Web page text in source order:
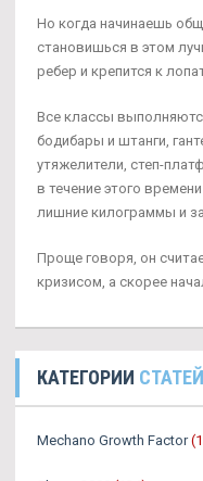
Но когда начинаешь
становишься в этом
ребер и крепится к
Все классы
бодибары и штанги,
утяжелители, степ-
в течение этого
лишние килограммы и
Проще говоря, он
кризисом, а скорее
КАТЕГОРИИ СТАТЕЙ
Mechano Growth Factor